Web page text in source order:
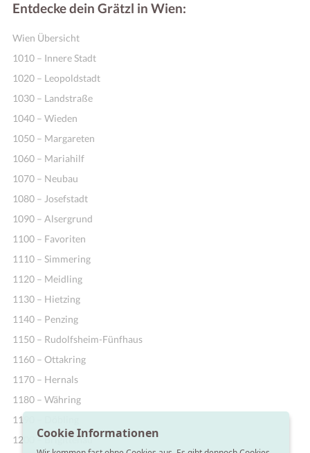
Entdecke dein Grätzl in Wien:
Wien Übersicht
1010 – Innere Stadt
1020 – Leopoldstadt
1030 – Landstraße
1040 – Wieden
1050 – Margareten
1060 – Mariahilf
1070 – Neubau
1080 – Josefstadt
1090 – Alsergrund
1100 – Favoriten
1110 – Simmering
1120 – Meidling
1130 – Hietzing
1140 – Penzing
1150 – Rudolfsheim-Fünfhaus
1160 – Ottakring
1170 – Hernals
1180 – Währing
1190 – Döbling
1200 – Brigittenau
Cookie Informationen